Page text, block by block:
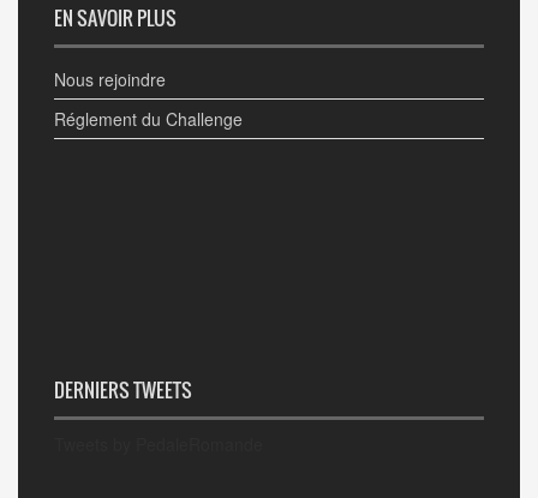
EN SAVOIR PLUS
Nous rejoindre
Réglement du Challenge
DERNIERS TWEETS